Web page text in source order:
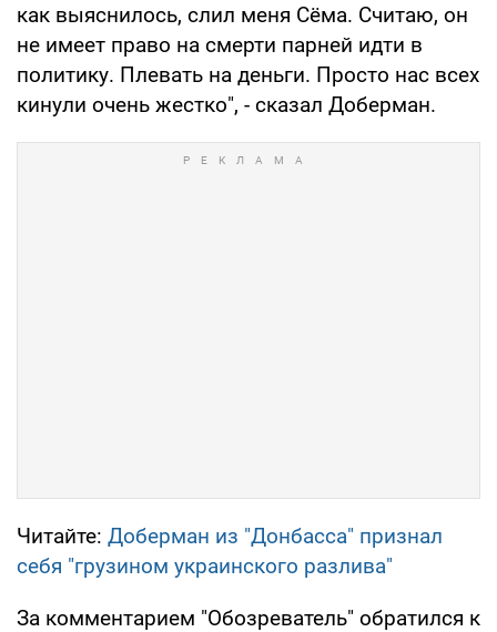
как выяснилось, слил меня Сёма. Считаю, он
не имеет право на смерти парней идти в
политику. Плевать на деньги. Просто нас всех
кинули очень жестко", - сказал Доберман.
Читайте: Доберман из "Донбасса" признал
себя "грузином украинского разлива"
За комментарием "Обозреватель" обратился к